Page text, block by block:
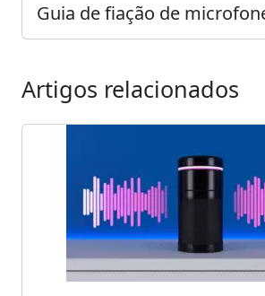
Guia de fiação de
Artigos relacionados